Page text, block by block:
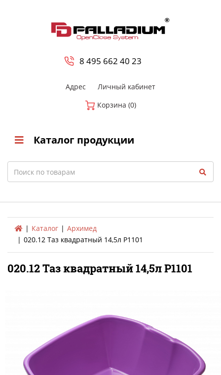
8 495 662 40 23
Адрес
Личный кабинет
Корзина (0)
Каталог продукции
Search
Каталог
Архимед
020.12 Таз квадратный 14,5л Р1101
020.12 Таз квадратный 14,5л Р1101